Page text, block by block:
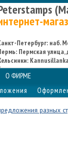
Петербург: наб.
Пермская улица,
О ФИРМЕ
разных